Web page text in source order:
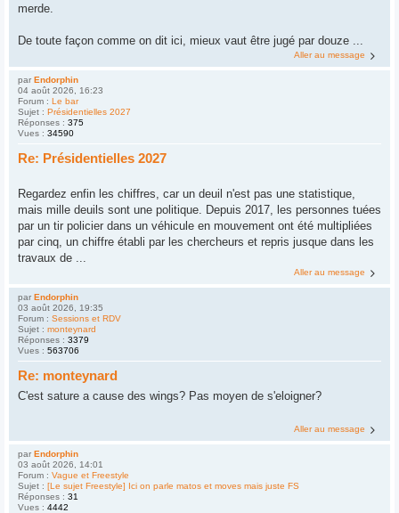
merde.
De toute façon comme on dit ici, mieux vaut être jugé par douze ...
Aller au message
par Endorphin
04 août 2026, 16:23
Forum : Le bar
Sujet : Présidentielles 2027
Réponses : 375
Vues : 34590
Re: Présidentielles 2027
Regardez enfin les chiffres, car un deuil n'est pas une statistique,
mais mille deuils sont une politique. Depuis 2017, les personnes tuées
par un tir policier dans un véhicule en mouvement ont été multipliées
par cinq, un chiffre établi par les chercheurs et repris jusque dans les
travaux de ...
Aller au message
par Endorphin
03 août 2026, 19:35
Forum : Sessions et RDV
Sujet : monteynard
Réponses : 3379
Vues : 563706
Re: monteynard
C'est sature a cause des wings? Pas moyen de s'eloigner?
Aller au message
par Endorphin
03 août 2026, 14:01
Forum : Vague et Freestyle
Sujet : [Le sujet Freestyle] Ici on parle matos et moves mais juste FS
Réponses : 31
Vues : 4442